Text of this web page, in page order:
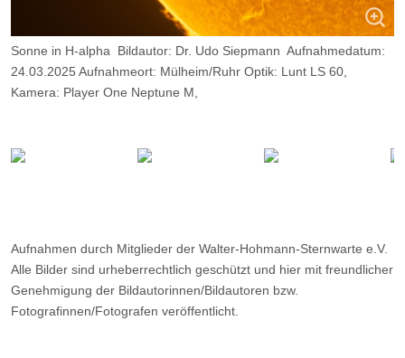
Sonne in H-alpha Bildautor: Dr. Udo Siepmann Aufnahmedatum:
24.03.2025 Aufnahmeort: Mülheim/Ruhr Optik: Lunt LS 60,
Kamera: Player One Neptune M,
Aufnahmen durch Mitglieder der Walter-Hohmann-Sternwarte e.V.
Alle Bilder sind urheberrechtlich geschützt und hier mit freundlicher
Genehmigung der Bildautorinnen/Bildautoren bzw.
Fotografinnen/Fotografen veröffentlicht.